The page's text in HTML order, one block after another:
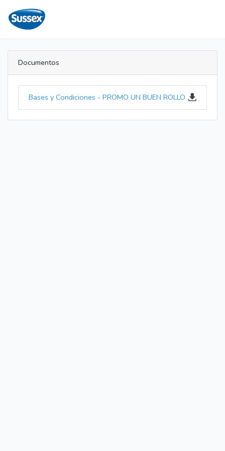
Documentos
Bases y Condiciones - PROMO UN BUEN ROLLO